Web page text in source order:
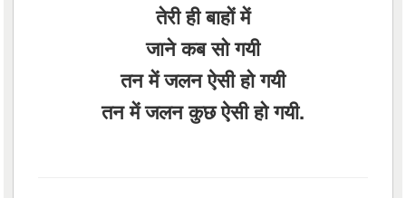
तेरी ही बाहों में
जाने कब सो गयी
तन में जलन ऐसी हो गयी
तन में जलन कुछ ऐसी हो गयी.